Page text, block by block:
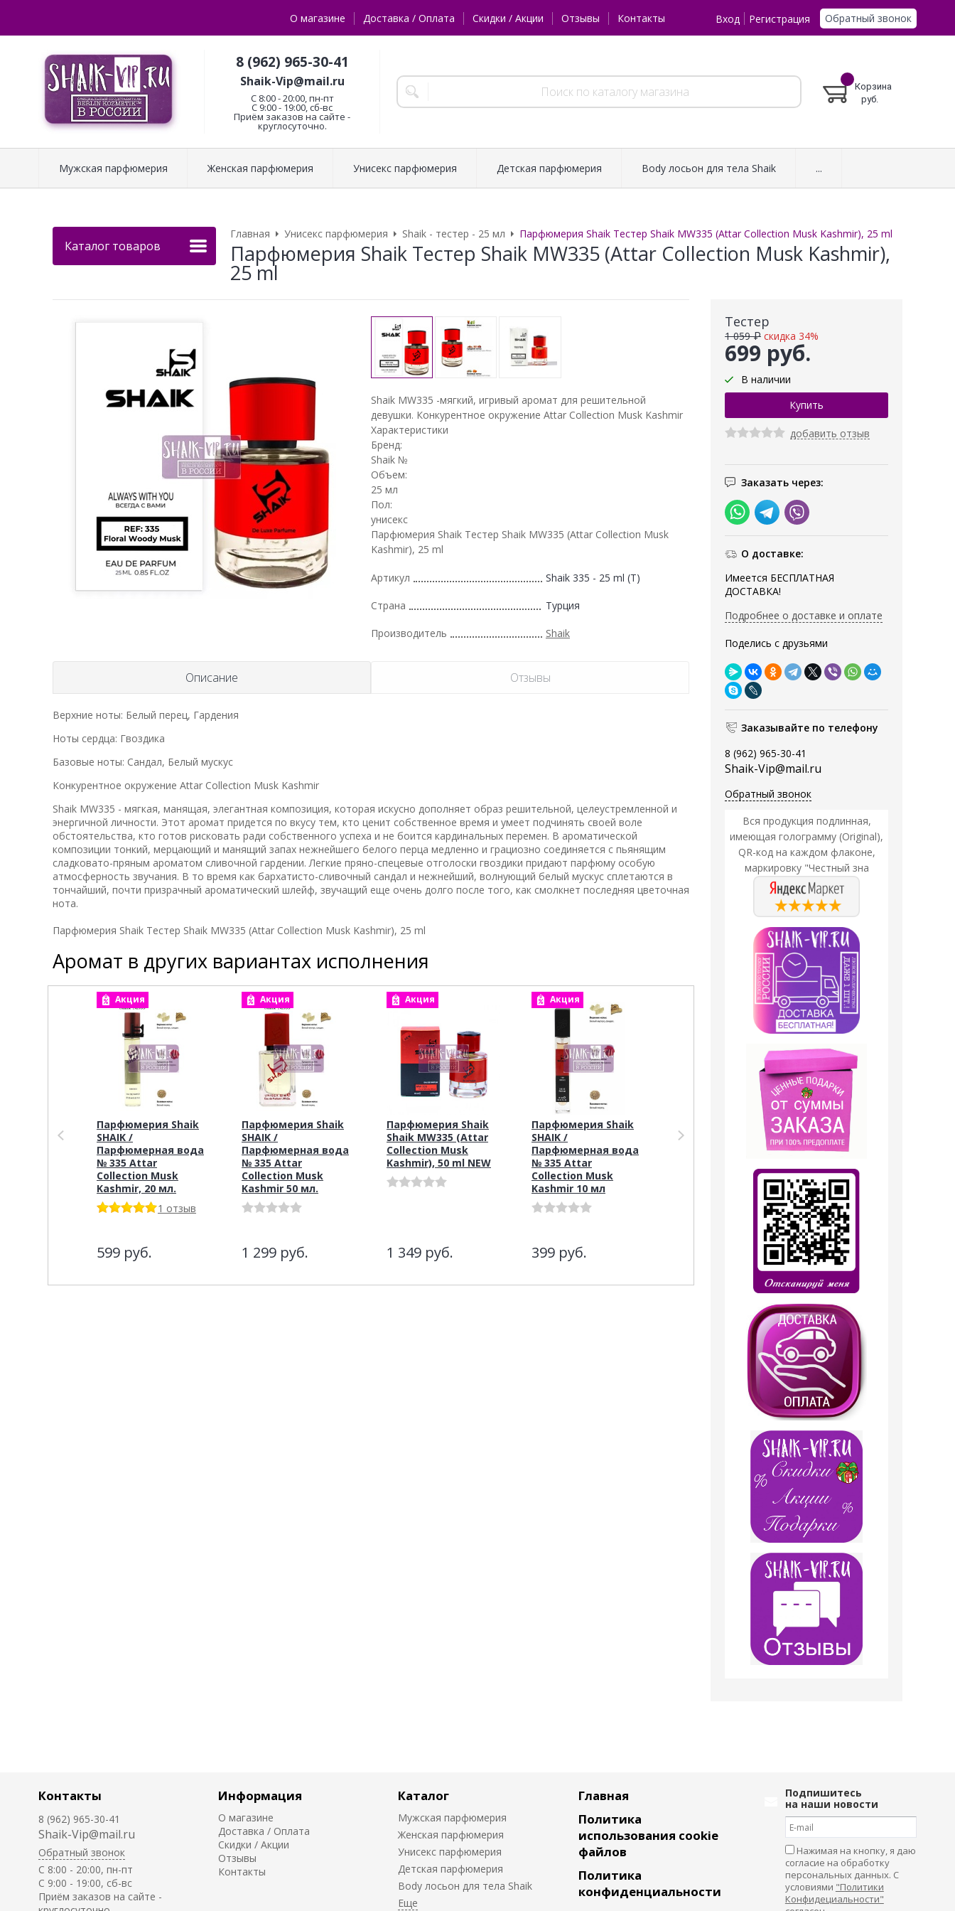
О магазине Доставка / Оплата Скидки / Акции Отзывы Контакты Вход Регистрация Обратный звонок
8 (962) 965-30-41
Shaik-Vip@mail.ru
C 8:00 - 20:00, пн-пт
С 9:00 - 19:00, сб-вс
Приём заказов на сайте -
круглосуточно.
Корзина
руб.
Мужская парфюмерия Женская парфюмерия Унисекс парфюмерия Детская парфюмерия Body лосьон для тела Shaik ...
Каталог товаров
Главная Унисекс парфюмерия Shaik - тестер - 25 мл Парфюмерия Shaik Тестер Shaik MW335 (Attar Collection Musk Kashmir), 25 ml
Парфюмерия Shaik Тестер Shaik MW335 (Attar Collection Musk Kashmir),
25 ml
Тестер
699 руб.
1 059 ₽ скидка 34%
В наличии
добавить отзыв
Заказать через:
О доставке:
Имеется БЕСПЛАТНАЯ
ДОСТАВКА!
Подробнее о доставке и оплате
Поделись с друзьями
Заказывайте по телефону
8 (962) 965-30-41
Shaik-Vip@mail.ru
Обратный звонок
Вся продукция подлинная,
имеющая голограмму (Original),
QR-код на каждом флаконе,
маркировку "Честный зна
Shaik MW335 -мягкий, игривый аромат для решительной
девушки. Конкурентное окружение Attar Collection Musk Kashmir
Характеристики
Бренд:
Shaik №
Объем:
25 мл
Пол:
унисекс
Парфюмерия Shaik Тестер Shaik MW335 (Attar Collection Musk
Kashmir), 25 ml
Артикул Shaik 335 - 25 ml (T)
Страна Турция
Производитель Shaik
Описание Отзывы
Верхние ноты: Белый перец, Гардения
Ноты сердца: Гвоздика
Базовые ноты: Сандал, Белый мускус
Конкурентное окружение Attar Collection Musk Kashmir
Shaik MW335 - мягкая, манящая, элегантная композиция, которая искусно дополняет образ решительной, целеустремленной и
энергичной личности. Этот аромат придется по вкусу тем, кто ценит собственное время и умеет подчинять своей воле
обстоятельства, кто готов рисковать ради собственного успеха и не боится кардинальных перемен. В ароматической
композиции тонкий, мерцающий и манящий запах нежнейшего белого перца медленно и грациозно соединяется с пьянящим
сладковато-пряным ароматом сливочной гардении. Легкие пряно-спецевые отголоски гвоздики придают парфюму особую
атмосферность звучания. В то время как бархатисто-сливочный сандал и нежнейший, волнующий белый мускус сплетаются в
тончайший, почти призрачный ароматический шлейф, звучащий еще очень долго после того, как смолкнет последняя цветочная
нота.
Парфюмерия Shaik Тестер Shaik MW335 (Attar Collection Musk Kashmir), 25 ml
Аромат в других вариантах исполнения
Акция
Парфюмерия Shaik
SHAIK /
Парфюмерная вода
№ 335 Attar
Collection Musk
Kashmir, 20 мл.
1 отзыв
599 руб.
Акция
Парфюмерия Shaik
SHAIK /
Парфюмерная вода
№ 335 Attar
Collection Musk
Kashmir 50 мл.
1 299 руб.
Акция
Парфюмерия Shaik
Shaik MW335 (Attar
Collection Musk
Kashmir), 50 ml NEW
1 349 руб.
Акция
Парфюмерия Shaik
SHAIK /
Парфюмерная вода
№ 335 Attar
Collection Musk
Kashmir 10 мл
399 руб.
Clive&Keira
Контакты
8 (962) 965-30-41
Shaik-Vip@mail.ru
Обратный звонок
C 8:00 - 20:00, пн-пт
С 9:00 - 19:00, сб-вс
Приём заказов на сайте -
Информация
О магазине
Доставка / Оплата
Скидки / Акции
Отзывы
Контакты
Каталог
Мужская парфюмерия
Женская парфюмерия
Унисекс парфюмерия
Детская парфюмерия
Body лосьон для тела Shaik
Главная
Политика
использования cookie
файлов
Политика
конфиденциальности
Подпишитесь
на наши новости
Нажимая на кнопку, я даю
согласие на обработку
персональных данных. С
условиями "Политики
Конфидециальности"